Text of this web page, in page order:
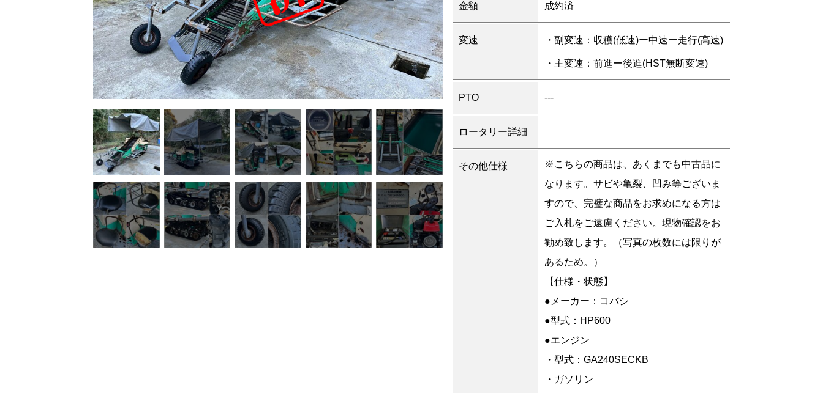
金額 成約済
変速 ・副変速：収穫(低速)ー中速ー走行(高速)
・主変速：前進ー後進(HST無断変速)
PTO ---
ロータリー詳細
その他仕様
※こちらの商品は、あくまでも中古品に
なります。サビや亀裂、凹み等ございま
すので、完璧な商品をお求めになる方は
ご入札をご遠慮ください。現物確認をお
勧め致します。（写真の枚数には限りが
あるため。）
【仕様・状態】
●メーカー：コバシ
●型式：HP600
●エンジン
・型式：GA240SECKB
・ガソリン